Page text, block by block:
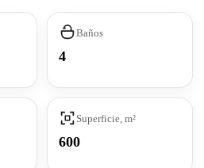
Baños
4
Superficie, m²
600